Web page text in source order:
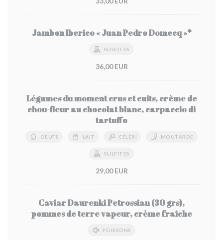
Jambon Iberico « Juan Pedro Domecq »*
SULFITES
36,00 EUR
Légumes du moment crus et cuits, crème de
chou-fleur au chocolat blanc, carpaccio di
tartuffo
OEUFS LAIT CÉLERI MOUTARDE
SULFITES
29,00 EUR
Caviar Daurenki Petrossian (30 grs),
pommes de terre vapeur, crème fraîche
POISSONS